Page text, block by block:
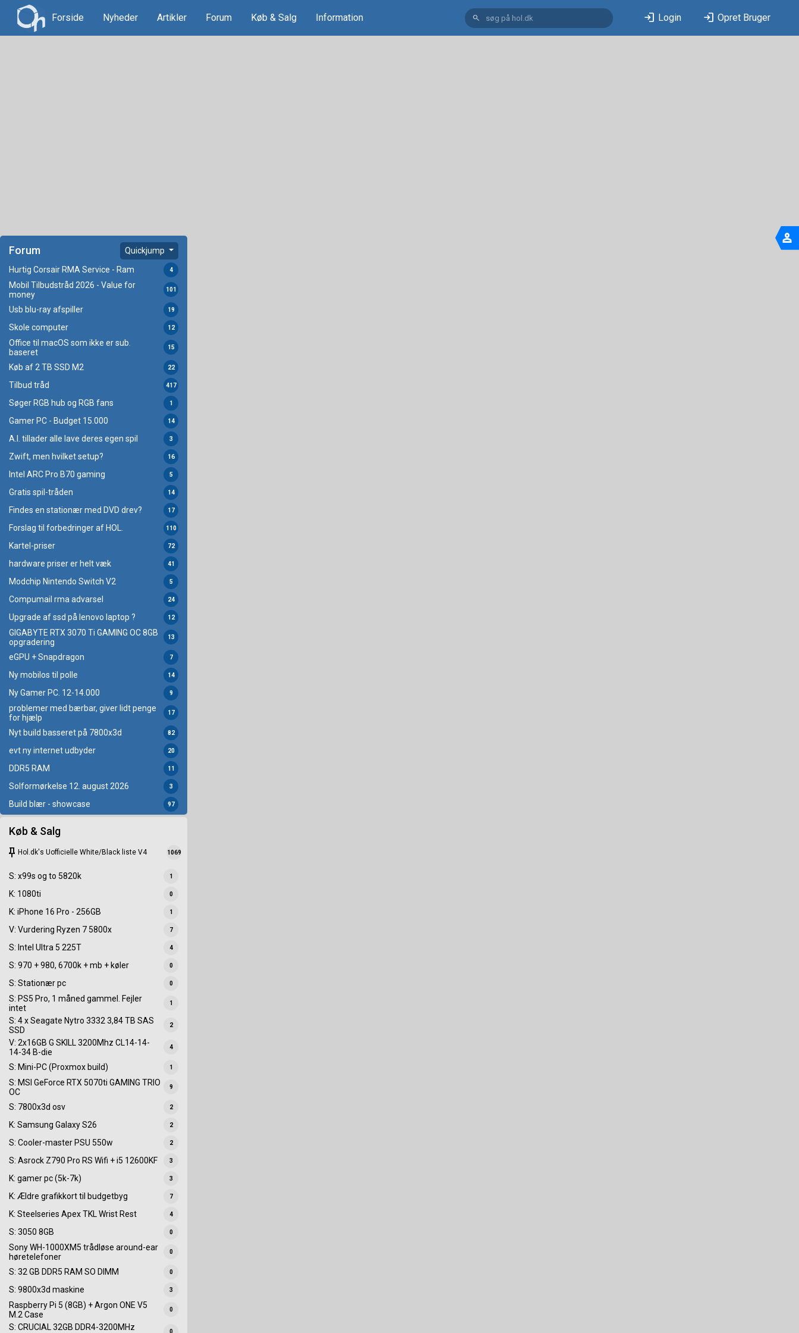
Forside Nyheder Artikler Forum Køb & Salg Information search login Login login Opret Bruger
Forum Quickjump
Hurtig Corsair RMA Service - Ram 4
Mobil Tilbudstråd 2026 - Value for
money
101
Usb blu-ray afspiller 19
Skole computer 12
Office til macOS som ikke er sub.
baseret
15
Køb af 2 TB SSD M2 22
Tilbud tråd 417
Søger RGB hub og RGB fans 1
Gamer PC - Budget 15.000 14
A.I. tillader alle lave deres egen spil 3
Zwift, men hvilket setup? 16
Intel ARC Pro B70 gaming 5
Gratis spil-tråden 14
Findes en stationær med DVD drev? 17
Forslag til forbedringer af HOL. 110
Kartel-priser 72
hardware priser er helt væk 41
Modchip Nintendo Switch V2 5
Compumail rma advarsel 24
Upgrade af ssd på lenovo laptop ? 12
GIGABYTE RTX 3070 Ti GAMING OC 8GB
opgradering
13
eGPU + Snapdragon 7
Ny mobilos til polle 14
Ny Gamer PC. 12-14.000 9
problemer med bærbar, giver lidt penge
for hjælp
17
Nyt build basseret på 7800x3d 82
evt ny internet udbyder 20
DDR5 RAM 11
Solformørkelse 12. august 2026 3
Build blær - showcase 97
Køb & Salg
keep Hol.dk's Uofficielle White/Black liste V4 1069
S: x99s og to 5820k 1
K: 1080ti 0
K: iPhone 16 Pro - 256GB 1
V: Vurdering Ryzen 7 5800x 7
S: Intel Ultra 5 225T 4
S: 970 + 980, 6700k + mb + køler 0
S: Stationær pc 0
S: PS5 Pro, 1 måned gammel. Fejler
intet
1
S: 4 x Seagate Nytro 3332 3,84 TB SAS
SSD
2
V: 2x16GB G SKILL 3200Mhz CL14-14-
14-34 B-die
4
S: Mini-PC (Proxmox build) 1
S: MSI GeForce RTX 5070ti GAMING TRIO
OC
9
S: 7800x3d osv 2
K: Samsung Galaxy S26 2
S: Cooler-master PSU 550w 2
S: Asrock Z790 Pro RS Wifi + i5 12600KF 3
K: gamer pc (5k-7k) 3
K: Ældre grafikkort til budgetbyg 7
K: Steelseries Apex TKL Wrist Rest 4
S: 3050 8GB 0
Sony WH-1000XM5 trådløse around-ear
høretelefoner
0
S: 32 GB DDR5 RAM SO DIMM 0
S: 9800x3d maskine 3
Raspberry Pi 5 (8GB) + Argon ONE V5
M.2 Case
0
S: CRUCIAL 32GB DDR4-3200MHz
0
person